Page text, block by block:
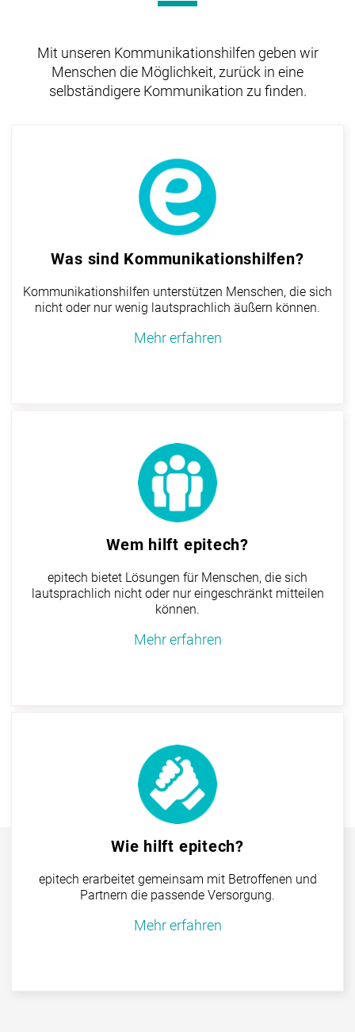
Mit unseren Kommunikationshilfen geben wir
Menschen die Möglichkeit, zurück in eine
selbständigere Kommunikation zu finden.
Was sind Kommunikationshilfen?
Kommunikationshilfen unterstützen Menschen, die sich
nicht oder nur wenig lautsprachlich äußern können.
Mehr erfahren
Wem hilft epitech?
epitech bietet Lösungen für Menschen, die sich
lautsprachlich nicht oder nur eingeschränkt mitteilen
können.
Mehr erfahren
Wie hilft epitech?
epitech erarbeitet gemeinsam mit Betroffenen und
Partnern die passende Versorgung.
Mehr erfahren